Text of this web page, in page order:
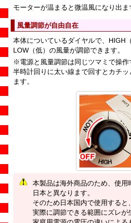
モーターが温まると微温風になり出ま
風量調節が自由自在
本体についているダイヤルで、HIGH
LOW（低）の風量が調節できます。
※電源と風量調節は同じツマミで操作
半時計回りに太い線まで回すとカチ
ます。
本製品は海外商品のため、使
日本と異なります。
そのため日本国内で使用すると
実際に調節できる範囲にズレが